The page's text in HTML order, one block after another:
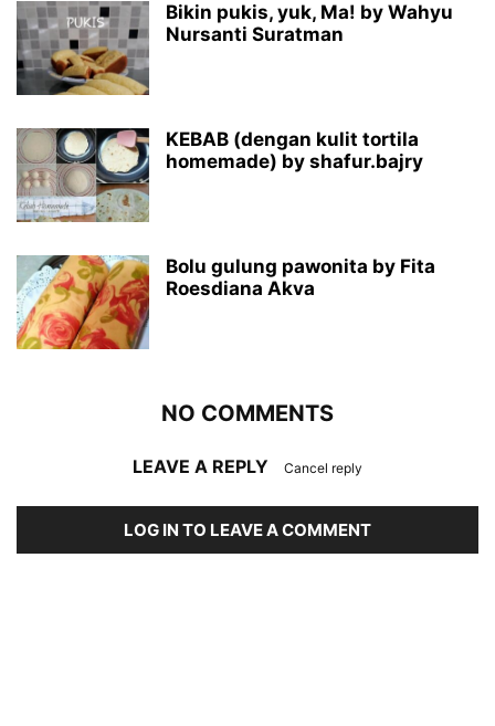
Bikin pukis, yuk, Ma! by Wahyu
Nursanti Suratman
KEBAB (dengan kulit tortila
homemade) by shafur.bajry
Bolu gulung pawonita by Fita
Roesdiana Akva
NO COMMENTS
LEAVE A REPLY Cancel reply
LOG IN TO LEAVE A COMMENT